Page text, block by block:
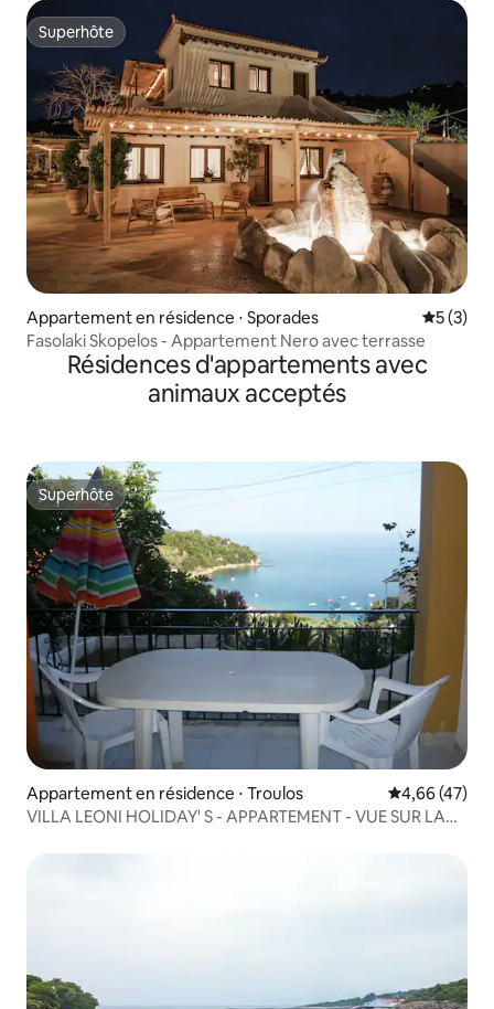
Superhôte
Superhôte
Appartement en résidence ⋅ Sporades
5 (3)
Fasolaki Skopelos - Appartement Nero avec terrasse
Résidences d'appartements avec
animaux acceptés
Superhôte
Superhôte
Appartement en résidence ⋅ Troulos Évaluation
4,66 (47)
VILLA LEONI HOLIDAY' S - APPARTEMENT - VUE SUR LA